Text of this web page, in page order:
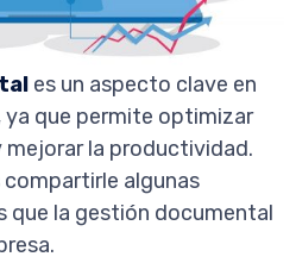
es un aspecto clave en
ya que permite optimizar
la productividad.
compartirle algunas
que la gestión documental